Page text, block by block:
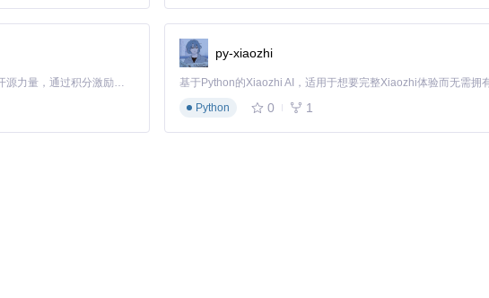
「源启盛夏」暑期校园开发者成长计划旨在激活校园开源力量，通过积分激励、认证扶持、资源倾斜等形式，引导高校组织和开发者完成「入驻 — 建项目 — 做贡献 — 获认证 — 得资源」的完整闭环。无论你是想带领社团入驻平台的组织者，还是希望用代码贡献证明自己的开发者，都能在这里找到属于你的成长路径。
py-xiaozhi
Python
0 1